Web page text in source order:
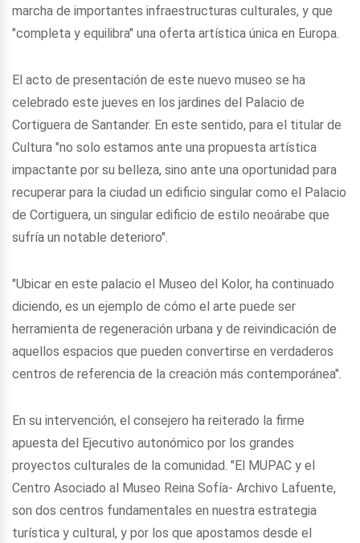
marcha de importantes infraestructuras culturales, y que
"completa y equilibra" una oferta artística única en Europa.
El acto de presentación de este nuevo museo se ha
celebrado este jueves en los jardines del Palacio de
Cortiguera de Santander. En este sentido, para el titular de
Cultura "no solo estamos ante una propuesta artística
impactante por su belleza, sino ante una oportunidad para
recuperar para la ciudad un edificio singular como el Palacio
de Cortiguera, un singular edificio de estilo neoárabe que
sufría un notable deterioro".
"Ubicar en este palacio el Museo del Kolor, ha continuado
diciendo, es un ejemplo de cómo el arte puede ser
herramienta de regeneración urbana y de reivindicación de
aquellos espacios que pueden convertirse en verdaderos
centros de referencia de la creación más contemporánea".
En su intervención, el consejero ha reiterado la firme
apuesta del Ejecutivo autonómico por los grandes
proyectos culturales de la comunidad. "El MUPAC y el
Centro Asociado al Museo Reina Sofía- Archivo Lafuente,
son dos centros fundamentales en nuestra estrategia
turística y cultural, y por los que apostamos desde el